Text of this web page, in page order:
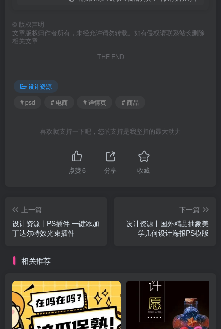
© 版权声明
文章版权归作者所有，未经允许请勿转载。如有侵权请联系站长删除
相关文章
THE END
设计资源
# psd
# 电商 # 详情页 # 商品
喜欢就支持一下吧，您的支持是我坚持的最大动力
点赞6 分享 收藏
上一篇
设计资源丨PS插件 一键添加
丁达尔特效光束插件
下一篇
设计资源丨国外精品抽象美
学几何设计海报PS模版
相关推荐